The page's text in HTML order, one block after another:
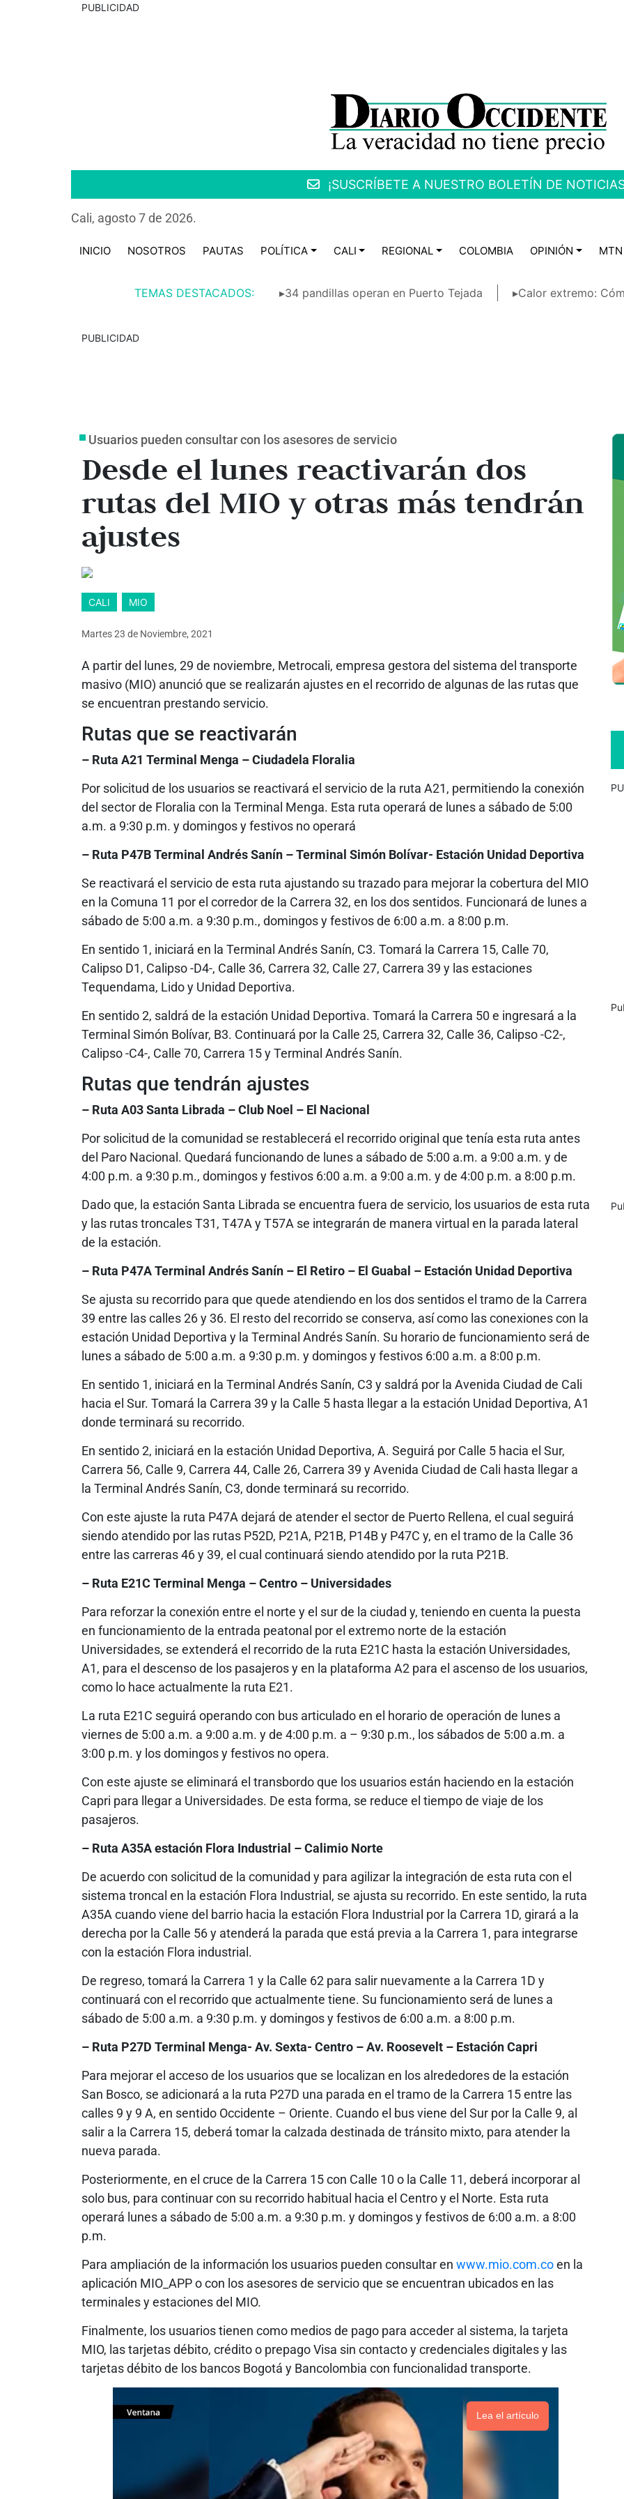
PUBLICIDAD
¡SUSCRÍBETE A NUESTRO BOLETÍN DE
Cali, agosto 7 de 2026.
INICIO NOSOTROS PAUTAS POLÍTICA CALI REGIONAL COLOMBIA OPINIÓN MTN
TEMAS DESTACADOS: ▸34 pandillas operan en Puerto Tejada ▸Calor extremo:
PUBLICIDAD
Usuarios pueden consultar con los asesores de servicio
Desde el lunes reactivarán dos
rutas del MIO y otras más tendrán
ajustes
CALI MIO
Martes 23 de Noviembre, 2021
A partir del lunes, 29 de noviembre, Metrocali, empresa gestora del sistema del transporte
masivo (MIO) anunció que se realizarán ajustes en el recorrido de algunas de las rutas que
se encuentran prestando servicio.
Rutas que se reactivarán
– Ruta A21 Terminal Menga – Ciudadela Floralia
Por solicitud de los usuarios se reactivará el servicio de la ruta A21, permitiendo la conexión
del sector de Floralia con la Terminal Menga. Esta ruta operará de lunes a sábado de 5:00
a.m. a 9:30 p.m. y domingos y festivos no operará
– Ruta P47B Terminal Andrés Sanín – Terminal Simón Bolívar- Estación Unidad Deportiva
Se reactivará el servicio de esta ruta ajustando su trazado para mejorar la cobertura del MIO
en la Comuna 11 por el corredor de la Carrera 32, en los dos sentidos. Funcionará de lunes a
sábado de 5:00 a.m. a 9:30 p.m., domingos y festivos de 6:00 a.m. a 8:00 p.m.
En sentido 1, iniciará en la Terminal Andrés Sanín, C3. Tomará la Carrera 15, Calle 70,
Calipso D1, Calipso -D4-, Calle 36, Carrera 32, Calle 27, Carrera 39 y las estaciones
Tequendama, Lido y Unidad Deportiva.
En sentido 2, saldrá de la estación Unidad Deportiva. Tomará la Carrera 50 e ingresará a la
Terminal Simón Bolívar, B3. Continuará por la Calle 25, Carrera 32, Calle 36, Calipso -C2-,
Calipso -C4-, Calle 70, Carrera 15 y Terminal Andrés Sanín.
Rutas que tendrán ajustes
– Ruta A03 Santa Librada – Club Noel – El Nacional
Por solicitud de la comunidad se restablecerá el recorrido original que tenía esta ruta antes
del Paro Nacional. Quedará funcionando de lunes a sábado de 5:00 a.m. a 9:00 a.m. y de
4:00 p.m. a 9:30 p.m., domingos y festivos 6:00 a.m. a 9:00 a.m. y de 4:00 p.m. a 8:00 p.m.
Dado que, la estación Santa Librada se encuentra fuera de servicio, los usuarios de esta ruta
y las rutas troncales T31, T47A y T57A se integrarán de manera virtual en la parada lateral
de la estación.
– Ruta P47A Terminal Andrés Sanín – El Retiro – El Guabal – Estación Unidad Deportiva
Se ajusta su recorrido para que quede atendiendo en los dos sentidos el tramo de la Carrera
39 entre las calles 26 y 36. El resto del recorrido se conserva, así como las conexiones con la
estación Unidad Deportiva y la Terminal Andrés Sanín. Su horario de funcionamiento será de
lunes a sábado de 5:00 a.m. a 9:30 p.m. y domingos y festivos 6:00 a.m. a 8:00 p.m.
En sentido 1, iniciará en la Terminal Andrés Sanín, C3 y saldrá por la Avenida Ciudad de Cali
hacia el Sur. Tomará la Carrera 39 y la Calle 5 hasta llegar a la estación Unidad Deportiva, A1
donde terminará su recorrido.
En sentido 2, iniciará en la estación Unidad Deportiva, A. Seguirá por Calle 5 hacia el Sur,
Carrera 56, Calle 9, Carrera 44, Calle 26, Carrera 39 y Avenida Ciudad de Cali hasta llegar a
la Terminal Andrés Sanín, C3, donde terminará su recorrido.
Con este ajuste la ruta P47A dejará de atender el sector de Puerto Rellena, el cual seguirá
siendo atendido por las rutas P52D, P21A, P21B, P14B y P47C y, en el tramo de la Calle 36
entre las carreras 46 y 39, el cual continuará siendo atendido por la ruta P21B.
– Ruta E21C Terminal Menga – Centro – Universidades
Para reforzar la conexión entre el norte y el sur de la ciudad y, teniendo en cuenta la puesta
en funcionamiento de la entrada peatonal por el extremo norte de la estación
Universidades, se extenderá el recorrido de la ruta E21C hasta la estación Universidades,
A1, para el descenso de los pasajeros y en la plataforma A2 para el ascenso de los usuarios,
como lo hace actualmente la ruta E21.
La ruta E21C seguirá operando con bus articulado en el horario de operación de lunes a
viernes de 5:00 a.m. a 9:00 a.m. y de 4:00 p.m. a – 9:30 p.m., los sábados de 5:00 a.m. a
3:00 p.m. y los domingos y festivos no opera.
Con este ajuste se eliminará el transbordo que los usuarios están haciendo en la estación
Capri para llegar a Universidades. De esta forma, se reduce el tiempo de viaje de los
pasajeros.
– Ruta A35A estación Flora Industrial – Calimio Norte
De acuerdo con solicitud de la comunidad y para agilizar la integración de esta ruta con el
sistema troncal en la estación Flora Industrial, se ajusta su recorrido. En este sentido, la ruta
A35A cuando viene del barrio hacia la estación Flora Industrial por la Carrera 1D, girará a la
derecha por la Calle 56 y atenderá la parada que está previa a la Carrera 1, para integrarse
con la estación Flora industrial.
De regreso, tomará la Carrera 1 y la Calle 62 para salir nuevamente a la Carrera 1D y
continuará con el recorrido que actualmente tiene. Su funcionamiento será de lunes a
sábado de 5:00 a.m. a 9:30 p.m. y domingos y festivos de 6:00 a.m. a 8:00 p.m.
– Ruta P27D Terminal Menga- Av. Sexta- Centro – Av. Roosevelt – Estación Capri
Para mejorar el acceso de los usuarios que se localizan en los alrededores de la estación
San Bosco, se adicionará a la ruta P27D una parada en el tramo de la Carrera 15 entre las
calles 9 y 9 A, en sentido Occidente – Oriente. Cuando el bus viene del Sur por la Calle 9, al
salir a la Carrera 15, deberá tomar la calzada destinada de tránsito mixto, para atender la
nueva parada.
Posteriormente, en el cruce de la Carrera 15 con Calle 10 o la Calle 11, deberá incorporar al
solo bus, para continuar con su recorrido habitual hacia el Centro y el Norte. Esta ruta
operará lunes a sábado de 5:00 a.m. a 9:30 p.m. y domingos y festivos de 6:00 a.m. a 8:00
p.m.
Para ampliación de la información los usuarios pueden consultar en www.mio.com.coen la
aplicación MIO_APP o con los asesores de servicio que se encuentran ubicados en las
terminales y estaciones del MIO.
Finalmente, los usuarios tienen como medios de pago para acceder al sistema, la tarjeta
MIO, las tarjetas débito, crédito o prepago Visa sin contacto y credenciales digitales y las
tarjetas débito de los bancos Bogotá y Bancolombia con funcionalidad transporte.
Lea el artículo